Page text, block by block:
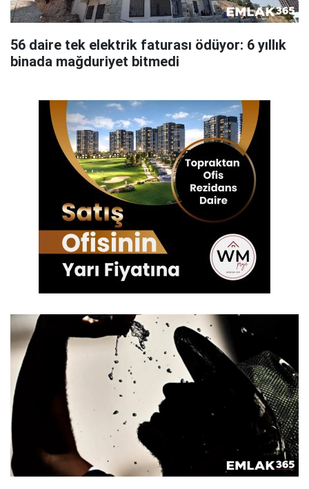
56 daire tek elektrik faturası ödüyor: 6 yıllık
binada mağduriyet bitmedi